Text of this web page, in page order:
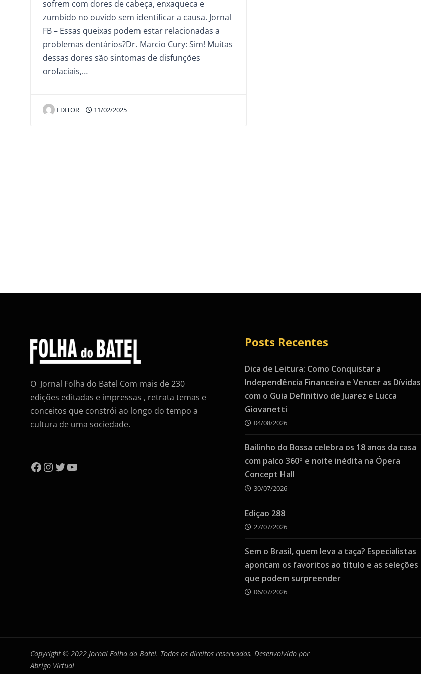
sofrem com dores de cabeça, enxaqueca e
zumbido no ouvido sem identificar a causa. Jornal
FB – Essas queixas podem estar relacionadas a
problemas dentários?Dr. Marcio Cury: Sim! Muitas
dessas dores são sintomas de disfunções
orofaciais,…
EDITOR 11/02/2025
O Jornal Folha do Batel Com mais de 230
edições editadas e impressas , retrata temas e
conceitos que constrói ao longo do tempo a
cultura de uma sociedade.
Facebook
Instagram
Twitter
YouTube
Posts Recentes
Dica de Leitura: Como Conquistar a
Independência Financeira e Vencer as Dívidas
com o Guia Definitivo de Juarez e Lucca
Giovanetti
04/08/2026
Bailinho do Bossa celebra os 18 anos da casa
com palco 360º e noite inédita na Ópera
Concept Hall
30/07/2026
Ediçao 288
27/07/2026
Sem o Brasil, quem leva a taça? Especialistas
apontam os favoritos ao título e as seleções
que podem surpreender
06/07/2026
Copyright © 2022 Jornal Folha do Batel. Todos os direitos reservados. Desenvolvido por
Abrigo Virtual